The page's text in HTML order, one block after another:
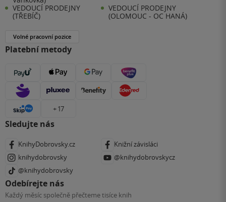
VEDOUCÍ PRODEJNY
(TŘEBÍČ)
VEDOUCÍ PRODEJNY
(OLOMOUC - OC HANÁ)
Volné pracovní pozice
Platební metody
+ 17
Sledujte nás
KnihyDobrovsky.cz
Knižní závisláci
knihydobrovsky
@knihydobrovskycz
@knihydobrovsky
Odebírejte nás
Každý měsíc společně přečteme tisíce knih